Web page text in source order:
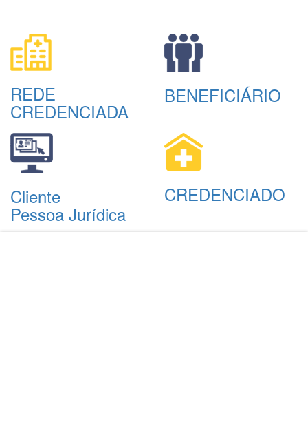
REDE
CREDENCIADA
BENEFICIÁRIO
Cliente
Pessoa Jurídica
CREDENCIADO